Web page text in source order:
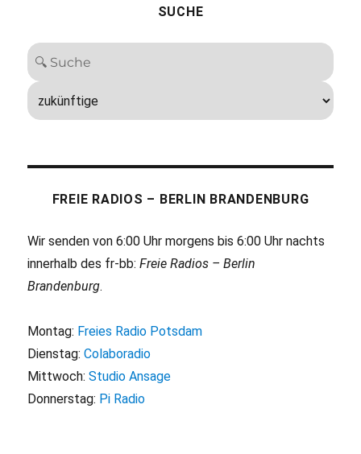
SUCHE
FREIE RADIOS – BERLIN BRANDENBURG
Wir senden von 6:00 Uhr morgens bis 6:00 Uhr nachts
innerhalb des fr-bb:Freie Radios – Berlin
Brandenburg.
Montag: Freies Radio Potsdam
Dienstag:Colaboradio
Mittwoch:Studio Ansage
Donnerstag: Pi Radio